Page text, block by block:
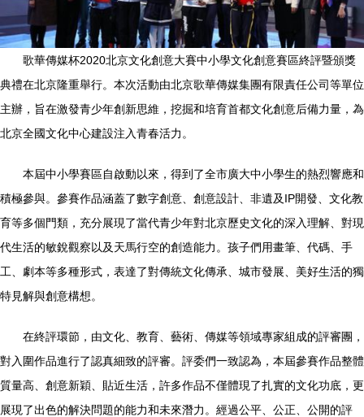
歌華傳媒杯2020北京文化創意大賽中小學文化創意賽區終評暨頒獎
典禮在北京隆重舉行。本次活動由北京歌華傳媒集團有限責任公司等單位
主辦，旨在激發青少年創新思維，挖掘和培育首都文化創意后備力量，為
北京全國文化中心建設注入青春活力。
本屆中小學賽區自啟動以來，得到了全市廣大中小學生的熱烈響應和
積極參與。參賽作品涵蓋了數字創意、創意設計、非遺及IP開發、文化教
育等多個門類，充分展現了當代青少年對北京歷史文化的深入理解、對現
代生活的敏銳觀察以及天馬行空的創造能力。孩子們用畫筆、代碼、手
工、劇本等多種形式，表達了對傳統文化傳承、城市發展、美好生活的獨
特見解與創意構想。
在終評環節，由文化、教育、藝術、傳媒等領域專家組成的評審團，
對入圍作品進行了認真細致的評審。評委們一致認為，本屆參賽作品整體
質量高、創意新穎、貼近生活，許多作品不僅體現了扎實的文化功底，更
展現了出色的解決問題的能力和未來潛力。經過公平、公正、公開的評